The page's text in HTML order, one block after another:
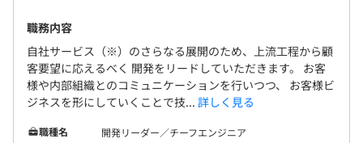
職務内容
自社サービス（※）のさらなる展開のため、上流工程から顧
客要望に応えるべく 開発をリードしていただきます。 お客
様や内部組織とのコミュニケーションを行いつつ、 お客様ビ
ジネスを形にしていくことで技... 詳しく見る
職種名
開発リーダー／チーフエンジニア